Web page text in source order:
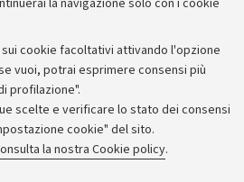
la navigazione solo con i cookie
cookie facoltativi attivando l'opzione
vuoi, potrai esprimere consensi più
profilazione".
scelte e verificare lo stato dei consensi
cookie" del sito.
la nostra Cookie policy.
Archivio
stampa
Redazione
stampa